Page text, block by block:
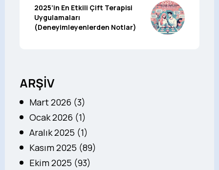
2025’in En Etkili Çift Terapisi
Uygulamaları
(Deneyimleyenlerden Notlar)
ARŞİV
Mart 2026 (3)
Ocak 2026 (1)
Aralık 2025 (1)
Kasım 2025 (89)
Ekim 2025 (93)